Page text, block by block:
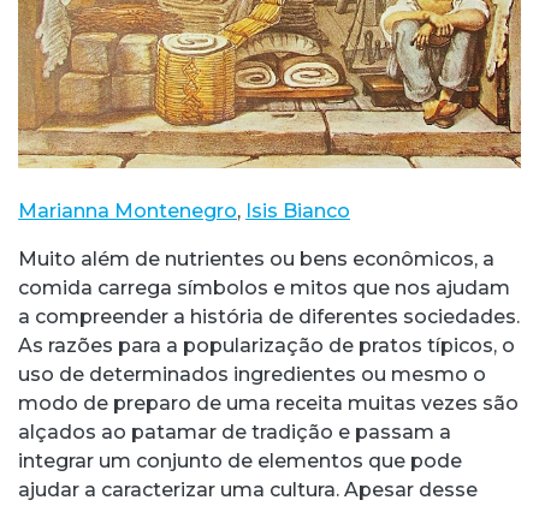
Marianna Montenegro, Isis Bianco
Muito além de nutrientes ou bens econômicos, a
comida carrega símbolos e mitos que nos ajudam
a compreender a história de diferentes sociedades.
As razões para a popularização de pratos típicos, o
uso de determinados ingredientes ou mesmo o
modo de preparo de uma receita muitas vezes são
alçados ao patamar de tradição e passam a
integrar um conjunto de elementos que pode
ajudar a caracterizar uma cultura. Apesar desse